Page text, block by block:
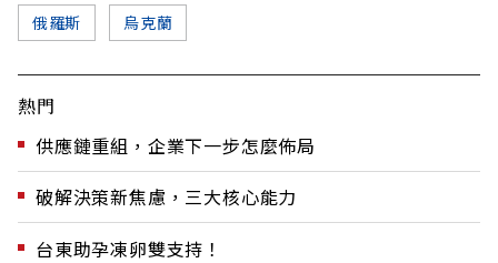
俄羅斯 烏克蘭
熱門
供應鏈重組，企業下一步怎麼佈局
破解決策新焦慮，三大核心能力
台東助孕凍卵雙支持！